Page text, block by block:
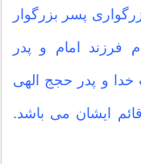
پسر بزرگوار
فرزند امام و پدر
و پدر حجج الهی
ایشان می باشد.